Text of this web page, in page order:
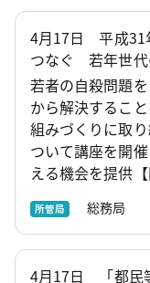
4月17日 平成31
つなぐ 若年世代
若者の自殺問題
から解決するこ
組みづくりに取
ついて講座を開
える機会を提供
所管局 総務局
4月17日 「都民